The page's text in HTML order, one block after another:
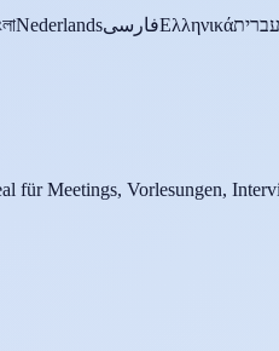
NederlandsفارسیΕλληνικάעברית
für Meetings, Vorlesungen,